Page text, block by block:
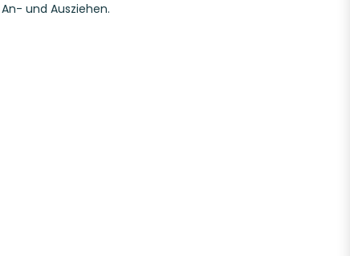
und Ausziehen.